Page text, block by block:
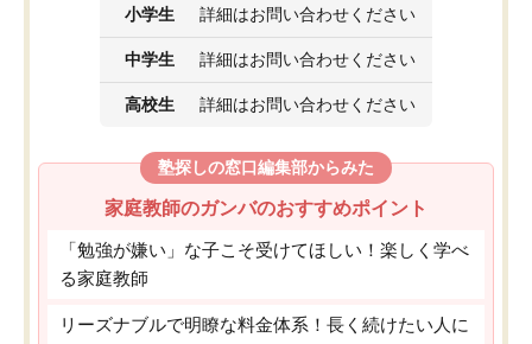
小学生 詳細はお問い合わせください
中学生 詳細はお問い合わせください
高校生 詳細はお問い合わせください
塾探しの窓口編集部からみた
家庭教師のガンバのおすすめポイント
「勉強が嫌い」な子こそ受けてほしい！楽しく学べ
る家庭教師
リーズナブルで明瞭な料金体系！長く続けたい人に